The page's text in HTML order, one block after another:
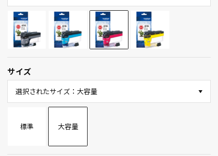
サイズ
選択されたサイズ：大容量
標準 大容量